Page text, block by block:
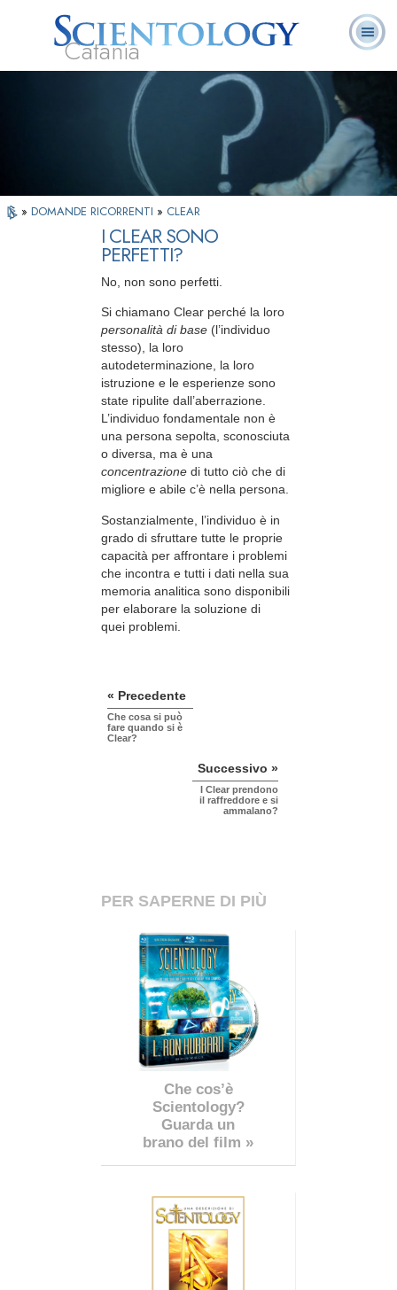
Catania
Che cos’è
Scientology?
Ministri
Volontari
Domande
ricorrenti
» DOMANDE RICORRENTI » CLEAR
I CLEAR SONO
PERFETTI?
No, non sono perfetti.
Si chiamano Clear perché la loro
personalità di base (l’individuo
stesso), la loro
autodeterminazione, la loro
istruzione e le esperienze sono
state ripulite dall’aberrazione.
L’individuo fondamentale non è
una persona sepolta, sconosciuta
o diversa, ma è una
concentrazione di tutto ciò che di
migliore e abile c’è nella persona.
Sostanzialmente, l’individuo è in
grado di sfruttare tutte le proprie
capacità per affrontare i problemi
che incontra e tutti i dati nella sua
memoria analitica sono disponibili
per elaborare la soluzione di
quei problemi.
« Precedente
Che cosa si può
fare quando si è
Clear?
Successivo »
I Clear prendono
il raffreddore e si
ammalano?
PER SAPERNE DI PIÙ
Che cos’è
Scientology?
Guarda un
brano del film »